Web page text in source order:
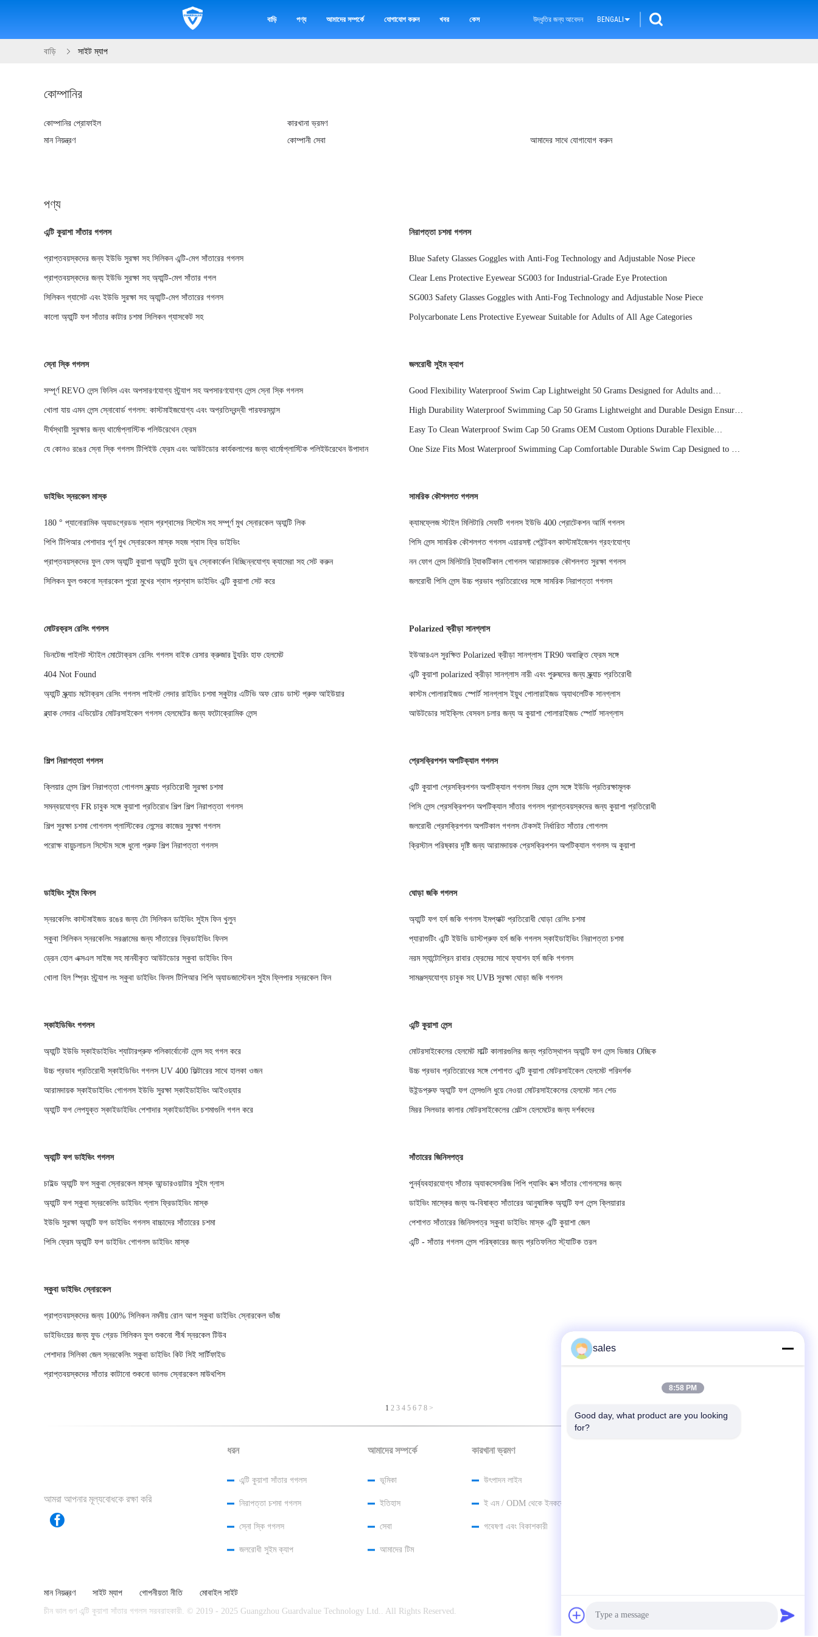
বাড়ি পণ্য আমাদের সম্পর্কে যোগাযোগ করুন খবর কেস উদ্ধৃতির জন্য আবেদন BENGALI
বাড়ি সাইট ম্যাপ
কোম্পানির
কোম্পানির প্রোফাইল
কারখানা ভ্রমণ
মান নিয়ন্ত্রণ
কোম্পানী সেবা আমাদের সাথে যোগাযোগ করুন
পণ্য
এন্টি কুয়াশা সাঁতার গগলস
প্রাপ্তবয়স্কদের জন্য ইউভি সুরক্ষা সহ সিলিকন এন্টি-মেগ সাঁতারের গগলস
প্রাপ্তবয়স্কদের জন্য ইউভি সুরক্ষা সহ অ্যান্টি-মেগ সাঁতার গগল
সিলিকন গ্যাসেট এবং ইউভি সুরক্ষা সহ অ্যান্টি-মেগ সাঁতারের গগলস
কালো অ্যান্টি ফগ সাঁতার কাটার চশমা সিলিকন গ্যাসকেট সহ
নিরাপত্তা চশমা গগলস
Blue Safety Glasses Goggles with Anti-Fog Technology and Adjustable Nose Piece
Clear Lens Protective Eyewear SG003 for Industrial-Grade Eye Protection
SG003 Safety Glasses Goggles with Anti-Fog Technology and Adjustable Nose Piece
Polycarbonate Lens Protective Eyewear Suitable for Adults of All Age Categories
স্নো স্কি গগলস
সম্পূর্ণ REVO লেন্স ফিনিস এবং অপসারণযোগ্য স্ট্র্যাপ সহ অপসারণযোগ্য লেন্স স্নো স্কি গগলস
খোলা যায় এমন লেন্স স্নোবোর্ড গগলস: কাস্টমাইজযোগ্য এবং অপ্রতিদ্বন্দ্বী পারফরম্যান্স
দীর্ঘস্থায়ী সুরক্ষার জন্য থার্মোপ্লাস্টিক পলিউরেথেন ফ্রেম
যে কোনও রঙের স্নো স্কি গগলস টিপিইউ ফ্রেম এবং আউটডোর কার্যকলাপের জন্য থার্মোপ্লাস্টিক পলিইউরেথেন উপাদান
জলরোধী সুইম ক্যাপ
Good Flexibility Waterproof Swim Cap Lightweight 50 Grams Designed for Adults and
High Durability Waterproof Swimming Cap 50 Grams Lightweight and Durable Design Ensures
Easy To Clean Waterproof Swim Cap 50 Grams OEM Custom Options Durable Flexible
One Size Fits Most Waterproof Swimming Cap Comfortable Durable Swim Cap Designed to Fit
ডাইভিং স্নরকেল মাস্ক
180 ° প্যানোরামিক অ্যাডগ্রেডড শ্বাস প্রশ্বাসের সিস্টেম সহ সম্পূর্ণ মুখ স্নোরকেল অ্যান্টি লিক
পিপি টিপিআর পেশাদার পূর্ণ মুখ স্নোরকেল মাস্ক সহজ শ্বাস ফ্রি ডাইভিং
প্রাপ্তবয়স্কদের ফুল ফেস অ্যান্টি কুয়াশা অ্যান্টি ফুটো ডুব স্নোকার্কেল বিচ্ছিন্নযোগ্য ক্যামেরা সহ সেট করুন
সিলিকন ফুল শুকনো স্নারকেল পুরো মুখের শ্বাস প্রশ্বাস ডাইভিং এন্টি কুয়াশা সেট করে
সামরিক কৌশলগত গগলস
ক্যামফ্লেজ স্টাইল মিলিটারি সেফটি গগলস ইউভি 400 প্রোটেকশন আর্মি গগলস
পিসি লেন্স সামরিক কৌশলগত গগলস এয়ারসফ্ট পেইন্টবল কাস্টমাইজেশন গ্রহণযোগ্য
নন ফোগ লেন্স মিলিটারি ট্যাকটিকাল গোগলস আরামদায়ক কৌশলগত সুরক্ষা গগলস
জলরোধী পিসি লেন্স উচ্চ প্রভাব প্রতিরোধের সঙ্গে সামরিক নিরাপত্তা গগলস
মোটরক্রস রেসিং গগলস
ভিনটেজ পাইলট স্টাইল মোটোক্রস রেসিং গগলস বাইক রেসার ক্রুজার ট্যুরিং হাফ হেলমেট
404 Not Found
অ্যান্টি স্ক্র্যাচ মটোক্রস রেসিং গগলস পাইলট লেদার রাইডিং চশমা স্কুটার এটিভি অফ রোড ডাস্ট প্রুফ আইউয়ার
ব্ল্যাক লেদার এভিয়েটর মোটরসাইকেল গগলস হেলমেটের জন্য ফটোক্রোমিক লেন্স
Polarized ক্রীড়া সানগ্লাস
ইউআরএল সুরক্ষিত Polarized ক্রীড়া সানগ্লাস TR90 অবাঞ্ছিত ফ্রেম সঙ্গে
এন্টি কুয়াশা polarized ক্রীড়া সানগ্লাস নারী এবং পুরুষদের জন্য স্ক্র্যাচ প্রতিরোধী
কাস্টম পোলারাইজড স্পোর্ট সানগ্লাস ইয়ুথ পোলারাইজড অ্যাথলেটিক সানগ্লাস
আউটডোর সাইক্লিং বেসবল চলার জন্য অ কুয়াশা পোলারাইজড স্পোর্ট সানগ্লাস
শিল্প নিরাপত্তা গগলস
ক্লিয়ার লেন্স শিল্প নিরাপত্তা গোগলস স্ক্র্যাচ প্রতিরোধী সুরক্ষা চশমা
সমন্বয়যোগ্য FR চাবুক সঙ্গে কুয়াশা প্রতিরোধ শিল্প শিল্প নিরাপত্তা গগলস
শিল্প সুরক্ষা চশমা গোগলস প্লাস্টিকের লেন্সের কাজের সুরক্ষা গগলস
পরোক্ষ বায়ুচলাচল সিস্টেম সঙ্গে ধুলো প্রুফ শিল্প নিরাপত্তা গগলস
প্রেসক্রিপশন অপটিক্যাল গগলস
এন্টি কুয়াশা প্রেসক্রিপশন অপটিক্যাল গগলস মিরর লেন্স সঙ্গে ইউভি প্রতিরক্ষামূলক
পিসি লেন্স প্রেসক্রিপশন অপটিক্যাল সাঁতার গগলস প্রাপ্তবয়স্কদের জন্য কুয়াশা প্রতিরোধী
জলরোধী প্রেসক্রিপশন অপটিকাল গগলস টেকসই নির্ধারিত সাঁতার গোগলস
ক্রিস্টাল পরিষ্কার দৃষ্টি জন্য আরামদায়ক প্রেসক্রিপশন অপটিক্যাল গগলস অ কুয়াশা
ডাইভিং সুইম ফিনস
স্নরকেলিং কাস্টমাইজড রঙের জন্য টো সিলিকন ডাইভিং সুইম ফিন খুলুন
স্কুবা সিলিকন স্নরকেলিং সরঞ্জামের জন্য সাঁতারের ফ্রিডাইভিং ফিনস
ড্রেন হোল এক্সএল সাইজ সহ মানবীকৃত আউটডোর স্কুবা ডাইভিং ফিন
খোলা হিল স্প্রিং স্ট্র্যাপ লং স্কুবা ডাইভিং ফিনস টিপিআর পিপি অ্যাডজাস্টেবল সুইম ফ্লিপার স্নরকেল ফিন
ঘোড়া জকি গগলস
অ্যান্টি ফগ হর্স জকি গগলস ইমপ্যাক্ট প্রতিরোধী ঘোড়া রেসিং চশমা
প্যারাশুটিং এন্টি ইউভি ডাস্টপ্রুফ হর্স জকি গগলস স্কাইডাইভিং নিরাপত্তা চশমা
নরম স্যান্টোপ্রিন রাবার ফ্রেমের সাথে ফ্যাশন হর্স জকি গগলস
সামঞ্জস্যযোগ্য চাবুক সহ UVB সুরক্ষা ঘোড়া জকি গগলস
স্কাইডিভিং গগলস
অ্যান্টি ইউভি স্কাইডাইভিং শ্যাটারপ্রুফ পলিকার্বোনেট লেন্স সহ গগল করে
উচ্চ প্রভাব প্রতিরোধী স্কাইডিভিং গগলস UV 400 ফিল্টারের সাথে হালকা ওজন
আরামদায়ক স্কাইডাইভিং গোগলস ইউভি সুরক্ষা স্কাইডাইভিং আইওয়্যার
অ্যান্টি ফগ লেপযুক্ত স্কাইডাইভিং পেশাদার স্কাইডাইভিং চশমাগুলি গগল করে
এন্টি কুয়াশা লেন্স
মোটরসাইকেলের হেলমেট মাল্টি কালারগুলির জন্য প্রতিস্থাপন অ্যান্টি ফগ লেন্স ভিজার Oচ্ছিক
উচ্চ প্রভাব প্রতিরোধের সঙ্গে পেশাগত এন্টি কুয়াশা মোটরসাইকেল হেলমেট পরিদর্শক
উইন্ডপ্রুফ অ্যান্টি ফগ লেন্সগুলি ধুয়ে নেওয়া মোটরসাইকেলের হেলমেট সান শেড
মিরর সিলভার কালার মোটরসাইকেলের শেল্টস হেলমেটের জন্য দর্শকদের
অ্যান্টি ফগ ডাইভিং গগলস
চাইল্ড অ্যান্টি ফগ স্কুবা স্নোরকেল মাস্ক আন্ডারওয়াটার সুইম গ্লাস
অ্যান্টি ফগ স্কুবা স্নরকেলিং ডাইভিং গ্লাস ফ্রিডাইভিং মাস্ক
ইউভি সুরক্ষা অ্যান্টি ফগ ডাইভিং গগলস বাচ্চাদের সাঁতারের চশমা
পিসি ফ্রেম অ্যান্টি ফগ ডাইভিং গোগলস ডাইভিং মাস্ক
সাঁতারের জিনিসপত্র
পুনর্ব্যবহারযোগ্য সাঁতার অ্যাকসেসরিজ পিপি প্যাকিং বক্স সাঁতার গোগলসের জন্য
ডাইভিং মাস্কের জন্য অ-বিষাক্ত সাঁতারের আনুষাঙ্গিক অ্যান্টি ফগ লেন্স ক্লিয়ারার
পেশাগত সাঁতারের জিনিসপত্র স্কুবা ডাইভিং মাস্ক এন্টি কুয়াশা জেল
এন্টি - সাঁতার গগলস লেন্স পরিষ্কারের জন্য প্রতিফলিত স্ট্যাটিক তরল
স্কুবা ডাইভিং স্নোরকেল
প্রাপ্তবয়স্কদের জন্য 100% সিলিকন নমনীয় রোল আপ স্কুবা ডাইভিং স্নোরকেল ভাঁজ
ডাইভিংয়ের জন্য ফুড গ্রেড সিলিকন ফুল শুকনো শীর্ষ স্নরকেল টিউব
পেশাদার সিলিকা জেল স্নরকেলিং স্কুবা ডাইভিং কিট সিই সার্টিফাইড
প্রাপ্তবয়স্কদের সাঁতার কাটানো শুকনো ভালভ স্নোরকেল মাউথপিস
1 2 3 4 5 6 7 8 >
আমরা আপনার মূল্যবোধকে রক্ষা করি
ধরন
এন্টি কুয়াশা সাঁতার গগলস
নিরাপত্তা চশমা গগলস
স্নো স্কি গগলস
জলরোধী সুইম ক্যাপ
আমাদের সম্পর্কে
ভূমিকা
ইতিহাস
সেবা
আমাদের টিম
কারখানা ভ্রমণ
উৎপাদন লাইন
ই এম / ODM থেকে ইনকয়েরি
গবেষণা এবং বিকাশকারী
মান নিয়ন্ত্রণ সাইট ম্যাপ গোপনীয়তা নীতি
মোবাইল সাইট
চীন ভাল গুণ এন্টি কুয়াশা সাঁতার গগলস সরবরাহকারী. © 2019 - 2025 Guangzhou Guardvalue Technology Ltd.. All Rights Reserved.
sales
8:58 PM
Good day, what product are you looking
for?